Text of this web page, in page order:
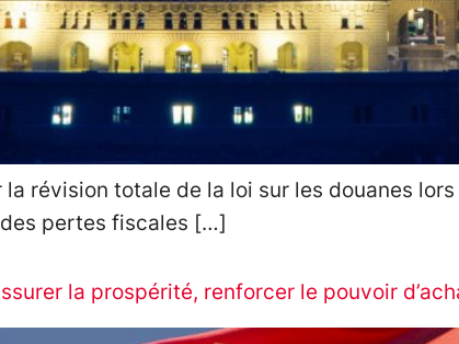
révision totale de la loi sur les douanes lors
pertes fiscales […]
la prospérité, renforcer le pouvoir